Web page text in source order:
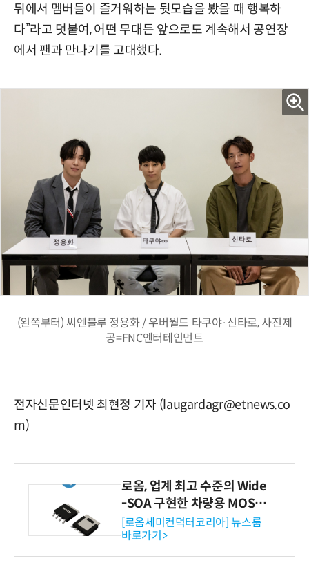
뒤에서 멤버들이 즐거워하는 뒷모습을 봤을 때 행복하
다”라고 덧붙여, 어떤 무대든 앞으로도 계속해서 공연장
에서 팬과 만나기를 고대했다.
(왼쪽부터) 씨엔블루 정용화 / 우버월드 타쿠야·신타로, 사진제
공=FNC엔터테인먼트
전자신문인터넷 최현정 기자 (laugardagr@etnews.co
m)
로옴, 업계 최고 수준의 Wide
-SOA 구현한 차량용 MOSF
ET 개발
[로옴세미컨덕터코리아] 뉴스룸
바로가기>